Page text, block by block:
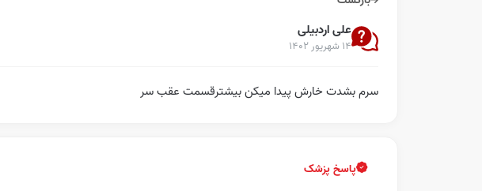
علی اردبیلی
۱۴ شهریور ۱۴۰۲
سرم بشدت خارش پیدا میکن بیشترقسمت عقب سر
پاسخ پزشک